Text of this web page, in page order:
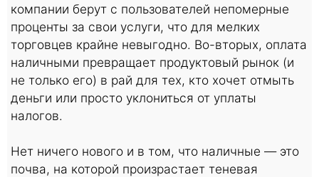
компании берут с пользователей непомерные
проценты за свои услуги, что для мелких
торговцев крайне невыгодно. Во-вторых, оплата
наличными превращает продуктовый рынок (и
не только его) в рай для тех, кто хочет отмыть
деньги или просто уклониться от уплаты
налогов.
Нет ничего нового и в том, что наличные — это
почва, на которой произрастает теневая